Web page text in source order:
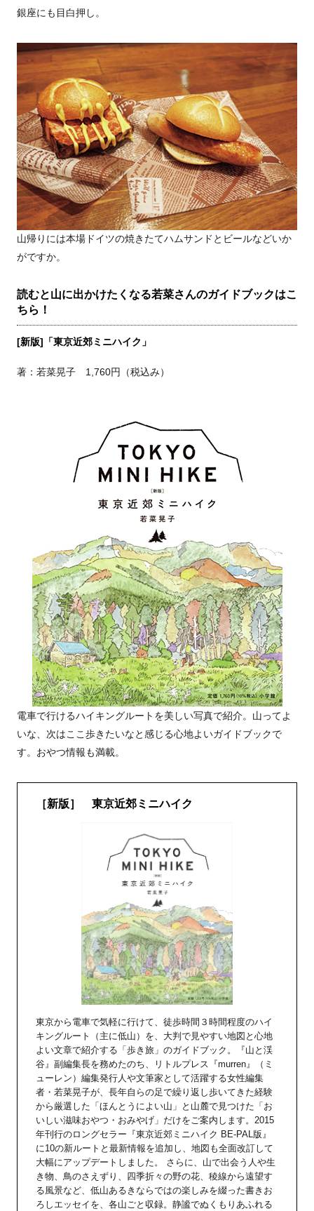
銀座にも目白押し。
山帰りには本場ドイツの焼きたてハムサンドとビールなどいか
がですか。
読むと山に出かけたくなる若菜さんのガイドブックはこ
ちら！
[新版]「東京近郊ミニハイク」
著：若菜晃子 1,760円（税込み）
電車で行けるハイキングルートを美しい写真で紹介。山ってよ
いな、次はここ歩きたいなと感じる心地よいガイドブックで
す。おやつ情報も満載。
［新版］ 東京近郊ミニハイク
東京から電車で気軽に行けて、徒歩時間３時間程度のハイ
キングルート（主に低山）を、大判で見やすい地図と心地
よい文章で紹介する「歩き旅」のガイドブック。『山と渓
谷』副編集長を務めたのち、リトルプレス『murren』（ミ
ューレン）編集発行人や文筆家として活躍する女性編集
者・若菜晃子が、長年自らの足で繰り返し歩いてきた経験
から厳選した「ほんとうによい山」と山麓で見つけた「お
いしい滋味おやつ・おみやげ」だけをご案内します。2015
年刊行のロングセラー『東京近郊ミニハイク BE-PAL版』
に10の新ルートと最新情報を追加し、地図も全面改訂して
大幅にアップデートしました。 さらに、山で出会う人や生
き物、鳥のさえずり、四季折々の野の花、稜線から遠望す
る風景など、低山あるきならではの楽しみを綴った書きお
ろしエッセイを、各山ごと収録。静謐でぬくもりあふれる